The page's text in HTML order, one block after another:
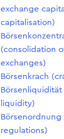
exchange
capitalisation)
(consolidation
exchanges)
Börsenkrach
liquidity)
Börsenordnung
regulations)